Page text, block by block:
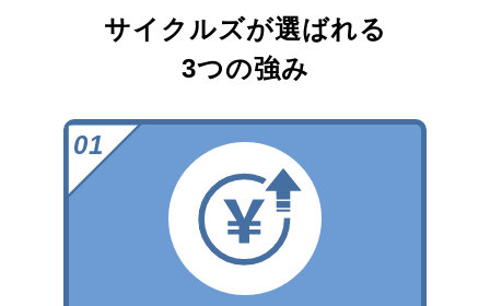
サイクルズが選ばれる
3つの強み